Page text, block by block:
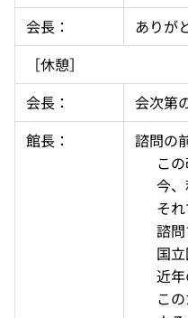
会長：
ありが
［休憩］
会長：
会次第
館長：
諮問の
　
　
　
　
　
　
　